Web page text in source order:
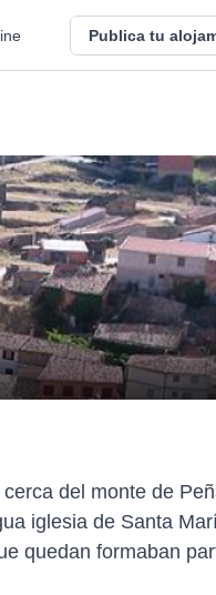
Publica tu
del monte de
iglesia de Santa
quedan formaban